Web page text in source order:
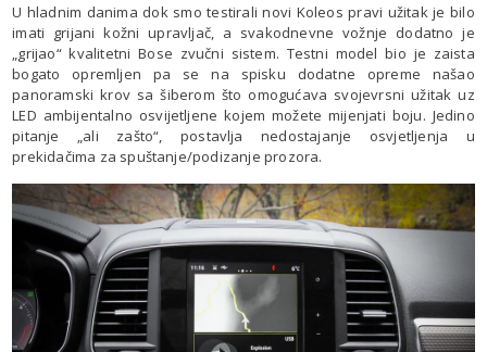
U hladnim danima dok smo testirali novi Koleos pravi užitak je bilo
imati grijani kožni upravljač, a svakodnevne vožnje dodatno je
„grijao“ kvalitetni Bose zvučni sistem. Testni model bio je zaista
bogato opremljen pa se na spisku dodatne opreme našao
panoramski krov sa šiberom što omogućava svojevrsni užitak uz
LED ambijentalno osvijetljene kojem možete mijenjati boju. Jedino
pitanje „ali zašto“, postavlja nedostajanje osvjetljenja u
prekidačima za spuštanje/podizanje prozora.